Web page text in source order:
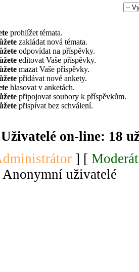
prohlížet témata.
zakládat nová témata.
odpovídat na příspěvky.
editovat Vaše příspěvky.
mazat Vaše příspěvky.
přidávat nové ankety.
hlasovat v anketách.
připojovat soubory k příspěvkům.
přispívat bez schválení.
Uživatelé on-line: 18
] [
Anonymní uživatelé